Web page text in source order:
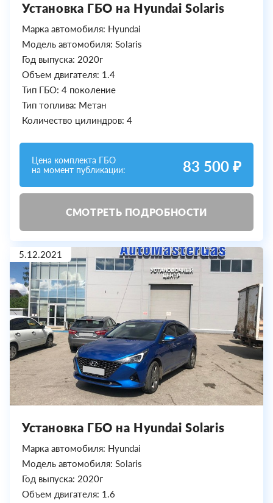
Установка ГБО на Hyundai Solaris
Марка автомобиля: Hyundai
Модель автомобиля: Solaris
Год выпуска: 2020г
Объем двигателя: 1.4
Тип ГБО: 4 поколение
Тип топлива: Метан
Количество цилиндров: 4
Цена комплекта ГБО
на момент публикации:
83 500 ₽
СМОТРЕТЬ ПОДРОБНОСТИ
5.12.2021
Установка ГБО на Hyundai Solaris
Марка автомобиля: Hyundai
Модель автомобиля: Solaris
Год выпуска: 2020г
Объем двигателя: 1.6